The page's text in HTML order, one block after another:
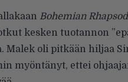
Bohemian
kesken tuotannon
Malek oli pitkään hiljaa
myöntänyt, ettei